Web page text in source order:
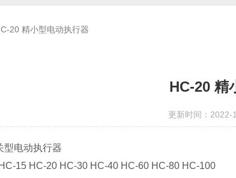
20 精小型电动执行器
HC-20 精
更新时间：
型电动执行器
15 HC-20 HC-30 HC-40 HC-60 HC-80 HC-100